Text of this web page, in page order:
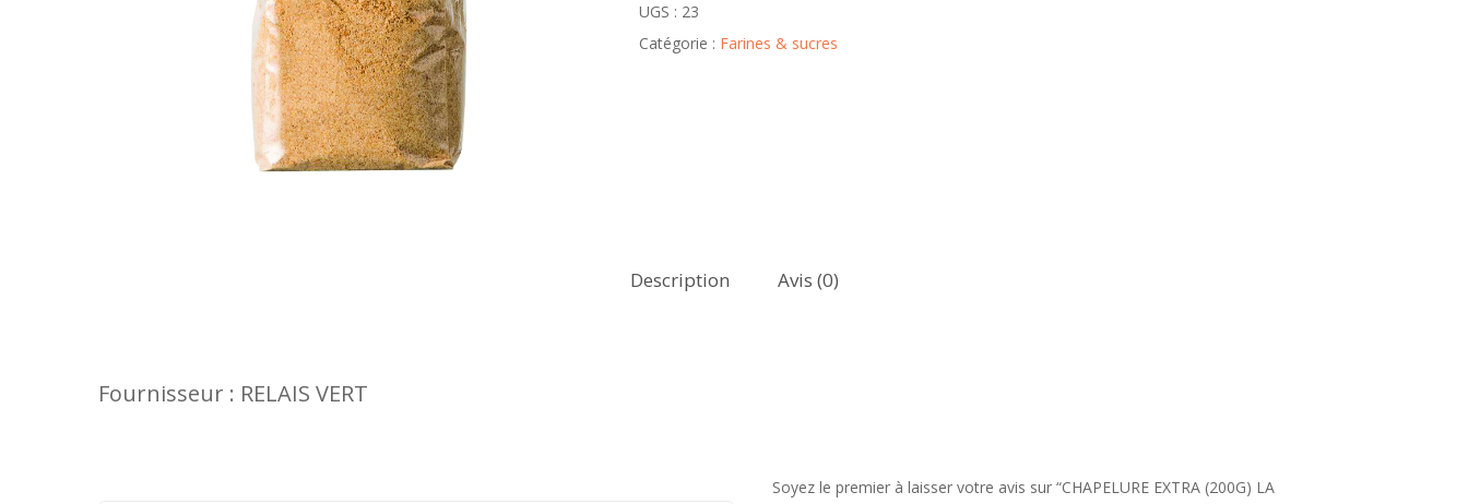
UGS : 23
Catégorie : Farines & sucres
Description Avis (0)
Fournisseur : RELAIS VERT
Soyez le premier à laisser votre avis sur “CHAPELURE EXTRA (200G) LA